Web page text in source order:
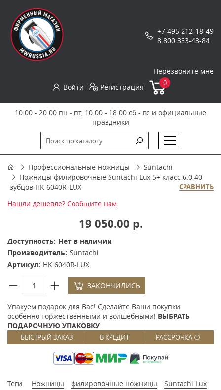
+7 495 212-18-49
8 800 333-43-84
Перезвоните мне
Войти
Регистрация 0
10:00 - 20:00 пн - пт, 10:00 - 18:00 сб - вс и официальные
праздники
Профессиональные ножницы
Suntachi
Ножницы филировочные Suntachi Lux 5+ класс 6.0 40
зубцов HK 6040R-LUX
СРАВНИТЬ
Нашли дешевле? Сообщите нам
19 050.00 р.
Доступность: Нет в наличии
Производитель: Suntachi
Артикул: HK 6040R-LUX
ЗАКОНЧИЛИСЬ
Упакуем подарок для Вас! Сделайте Ваши покупки
особенно торжественными и волшебными! ВЫБРАТЬ
ПОДАРОЧНУЮ УПАКОВКУ
БЫСТРЫЙ ЗАКАЗ В КРЕДИТ РАССРОЧКА
Теги: Ножницы филировочные ножницы
Suntachi Lux